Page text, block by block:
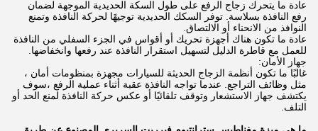
عادة ما يتحرك زجاج الرفع على طول السكة الحديدية الموجهة لضمان
رفع النافذة بسلاسة. توفر السكك الحديدية توجيهًا لحركة النافذة وتمنع
النوافذ من الانحناء أو الالتصاق.
عادة ما تكون هناك أجهزة تحريك أو أقواس في الجزء السفلي من النافذة
للعمل مع قاطرة الدليل لتسهيل استقرار النافذة عند رفعها وانخفاضها.
جهاز الأمان:
غالبًا ما تكون أنظمة الزجاج الحديثة للسيارات مجهزة بمنظومات أمان ،
مثل وظائف التراجع. عندما تواجه النافذة عقبة أثناء عملية الرفع ،سوف
يكتشف جهاز الاستشعار وتوقف تلقائيًا أو عكس حركة النافذة لمنع الحد أو
التلف.